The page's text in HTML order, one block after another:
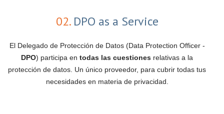
02.DPO as a Service
El Delegado de Protección de Datos (Data Protection Officer -
DPO) participa en todas las cuestiones relativas a la
protección de datos. Un único proveedor, para cubrir todas tus
necesidades en materia de privacidad.